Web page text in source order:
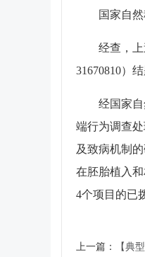
国家自然科
经查，上述
31670810）
经国家自然
端行为调查
及致病机制
在胚胎植入
4个项目的已
上一篇： 【典